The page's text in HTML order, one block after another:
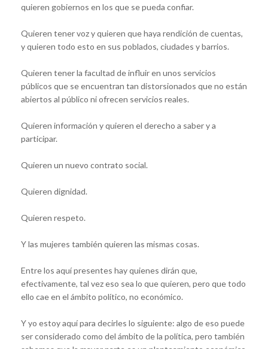
quieren gobiernos en los que se pueda confiar.
Quieren tener voz y quieren que haya rendición de cuentas,
y quieren todo esto en sus poblados, ciudades y barrios.
Quieren tener la facultad de influir en unos servicios
públicos que se encuentran tan distorsionados que no están
abiertos al público ni ofrecen servicios reales.
Quieren información y quieren el derecho a saber y a
participar.
Quieren un nuevo contrato social.
Quieren dignidad.
Quieren respeto.
Y las mujeres también quieren las mismas cosas.
Entre los aquí presentes hay quienes dirán que,
efectivamente, tal vez eso sea lo que quieren, pero que todo
ello cae en el ámbito político, no económico.
Y yo estoy aquí para decirles lo siguiente: algo de eso puede
ser considerado como del ámbito de la política, pero también